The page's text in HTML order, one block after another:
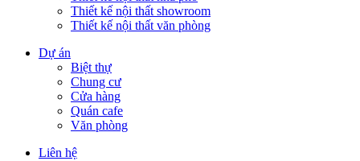
Thiết kế nội thất showroom
Thiết kế nội thất văn phòng
Dự án
Biệt thự
Chung cư
Cửa hàng
Quán cafe
Văn phòng
Liên hệ